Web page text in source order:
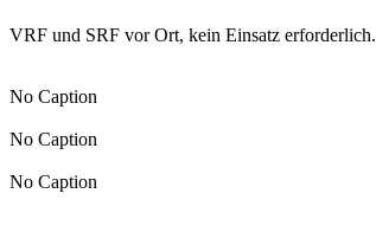
VRF und SRF vor Ort, kein Einsatz erforderlich.
No Caption
No Caption
No Caption